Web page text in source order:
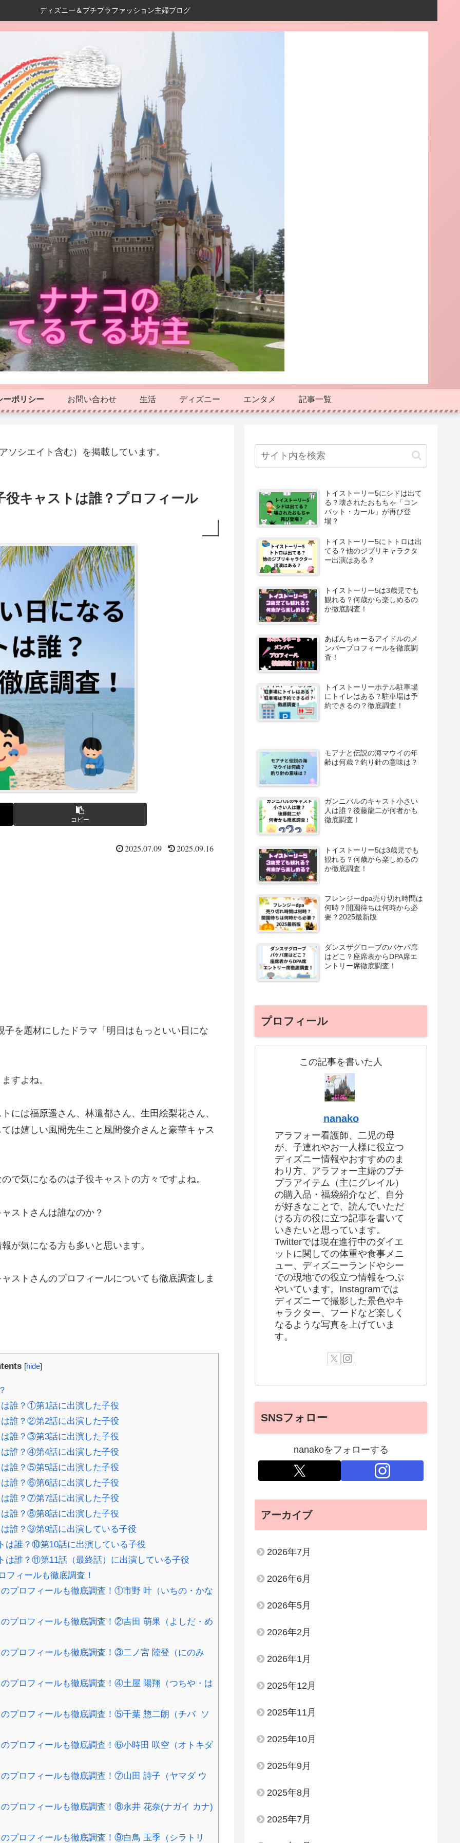
ディズニー＆プチプラファッション主婦ブログ
ーポリシー お問い合わせ 生活 ディズニー エンタメ 記事一覧
シエイト含む）を掲載しています。
キャストは誰？プロフィール
コピー
2025.07.09 2025.09.16
を題材にしたドラマ「明日はもっといい日にな
すよね。
には福原遥さん、林遣都さん、生田絵梨花さん、
は嬉しい風間先生こと風間俊介さんと豪華キャス
で気になるのは子役キャストの方々ですよね。
ストさんは誰なのか？
が気になる方も多いと思います。
ストさんのプロフィールについても徹底調査しま
[hide]
誰？①第1話に出演した子役
誰？②第2話に出演した子役
誰？③第3話に出演した子役
誰？④第4話に出演した子役
誰？⑤第5話に出演した子役
誰？⑥第6話に出演した子役
誰？⑦第7話に出演した子役
誰？⑧第8話に出演した子役
誰？⑨第9話に出演している子役
は誰？⑩第10話に出演している子役
は誰？⑪第11話（最終話）に出演している子役
ィールも徹底調査！
プロフィールも徹底調査！①市野 叶（いちの・かな
プロフィールも徹底調査！②吉田 萌果（よしだ・め
プロフィールも徹底調査！③二ノ宮 陸登（にのみ
プロフィールも徹底調査！④土屋 陽翔（つちや・は
プロフィールも徹底調査！⑤千葉 惣二朗（チバ ソ
プロフィールも徹底調査！⑥小時田 咲空（オトキダ
プロフィールも徹底調査！⑦山田 詩子（ヤマダ ウ
プロフィールも徹底調査！⑧永井 花奈(ナガイ カナ)
プロフィールも徹底調査！⑨白鳥 玉季（シラトリ
トイストーリー5にシドは出て
る？壊されたおもちゃ「コン
バット・カール」が再び登
場？
トイストーリー5にトトロは出
てる？他のジブリキャラクタ
ー出演はある？
トイストーリー5は3歳児でも
観れる？何歳から楽しめるの
か徹底調査！
あばんちゅーるアイドルのメ
ンバープロフィールを徹底調
査！
トイストーリーホテル駐車場
にトイレはある？駐車場は予
約できるの？徹底調査！
モアナと伝説の海マウイの年
齢は何歳？釣り針の意味は？
ガンニバルのキャスト小さい
人は誰？後藤龍二が何者かも
徹底調査！
トイストーリー5は3歳児でも
観れる？何歳から楽しめるの
か徹底調査！
フレンジーdpa売り切れ時間は
何時？開園待ちは何時から必
要？2025最新版
ダンスザグローブのバケパ席
はどこ？座席表からDPA席エ
ントリー席徹底調査！
プロフィール
この記事を書いた人
nanako
アラフォー看護師、二児の母
が、子連れやお一人様に役立つ
ディズニー情報やおすすめのま
わり方、アラフォー主婦のプチ
プラアイテム（主にグレイル）
の購入品・福袋紹介など、自分
が好きなことで、読んでいただ
ける方の役に立つ記事を書いて
いきたいと思っています。
Twitterでは現在進行中のダイエ
ットに関しての体重や食事メニ
ュー、ディズニーランドやシー
での現地での役立つ情報をつぶ
やいています。Instagramでは
ディズニーで撮影した景色やキ
ャラクター、フードなど楽しく
なるような写真を上げていま
す。
SNSフォロー
nanakoをフォローする
アーカイブ
2026年7月
2026年6月
2026年5月
2026年2月
2026年1月
2025年12月
2025年11月
2025年10月
2025年9月
2025年8月
2025年7月